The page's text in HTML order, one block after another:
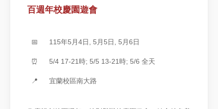
百週年校慶園遊會
📅 115年5月4日, 5月5日, 5月6日
⏰ 5/4 17-21時; 5/5 13-21時; 5/6 全天
📍 宜蘭校區南大路